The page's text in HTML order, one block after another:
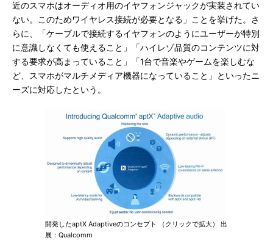
近のスマホはオーディオ用のイヤフォンジャックが実装されてい
ない。このためワイヤレス接続が必要となる」ことを挙げた。さ
らに、「ケーブルで接続するイヤフォンのようにユーザーが特別
に意識しなくても使えること」「ハイレゾ品質のコンテンツに対
する要求が高まっていること」「1台で音楽やゲームを楽しむな
ど、スマホがマルチメディア機器になっていること」といったニ
ーズに対応したという。
開発したaptX Adaptiveのコンセプト （クリックで拡大） 出
展：Qualcomm